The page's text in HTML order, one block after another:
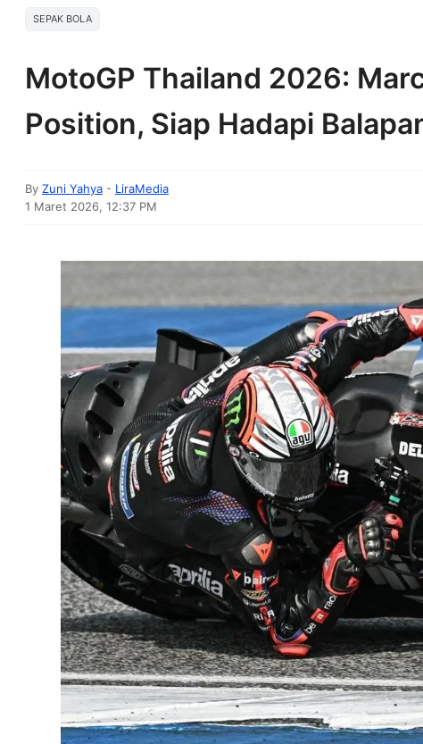
SEPAK BOLA
MotoGP Thailand 2026:
Position, Siap Hadapi
By Zuni Yahya - LiraMedia
1 Maret 2026, 12:37 PM